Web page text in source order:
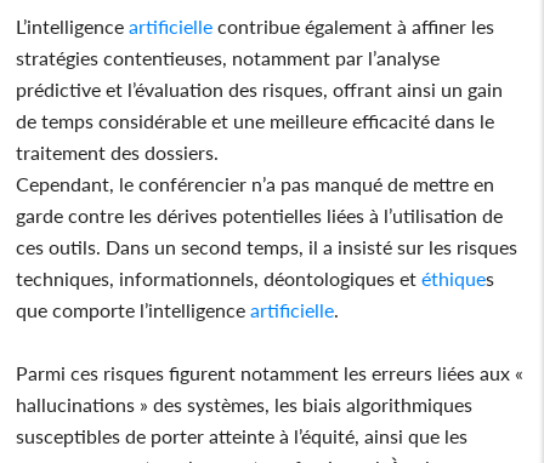
L’intelligence artificielle contribue également à affiner les
stratégies contentieuses, notamment par l’analyse
prédictive et l’évaluation des risques, offrant ainsi un gain
de temps considérable et une meilleure efficacité dans le
traitement des dossiers.
Cependant, le conférencier n’a pas manqué de mettre en
garde contre les dérives potentielles liées à l’utilisation de
ces outils. Dans un second temps, il a insisté sur les risques
techniques, informationnels, déontologiques et éthiques
que comporte l’intelligence artificielle
Parmi ces risques figurent notamment les erreurs liées aux «
hallucinations » des systèmes, les biais algorithmiques
susceptibles de porter atteinte à l’équité, ainsi que les